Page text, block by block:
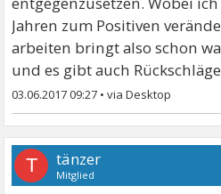
Jahren zum Positiven
arbeiten bringt also schon
und es gibt auch
03.06.2017 09:27 •
T tänzer
Mitglied